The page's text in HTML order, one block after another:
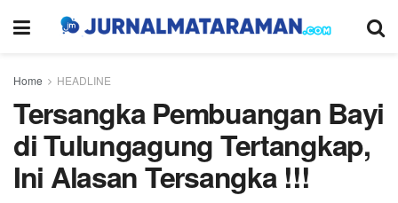
Home HEADLINE
Tersangka Pembuangan Bayi
di Tulungagung Tertangkap,
Ini Alasan Tersangka !!!